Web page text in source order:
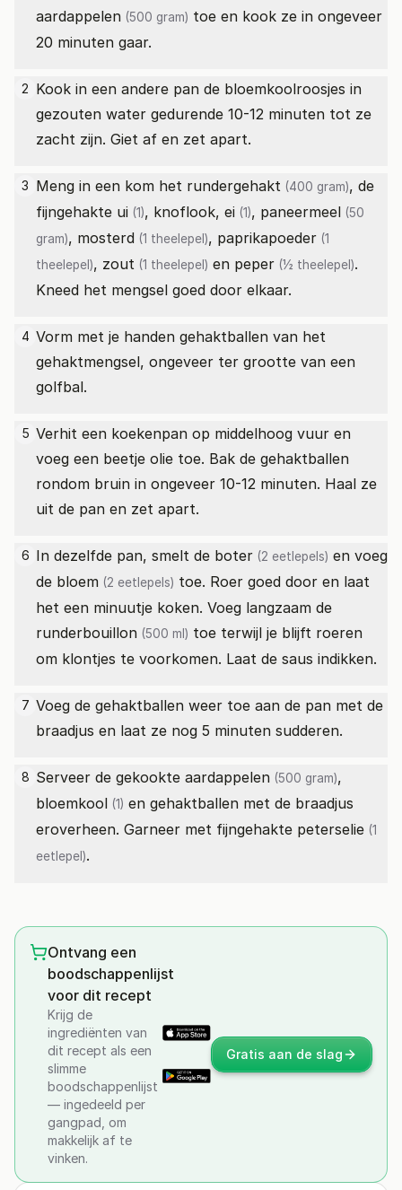
aardappelen (500 gram) toe en kook ze in ongeveer
20 minuten gaar.
2 Kook in een andere pan de bloemkoolroosjes in
gezouten water gedurende 10-12 minuten tot ze
zacht zijn. Giet af en zet apart.
3 Meng in een kom het rundergehakt (400 gram), de
fijngehakte ui (1), knoflook, ei (1), paneermeel (50
gram), mosterd (1 theelepel), paprikapoeder (1
theelepel), zout (1 theelepel) en peper (½ theelepel).
Kneed het mengsel goed door elkaar.
4 Vorm met je handen gehaktballen van het
gehaktmengsel, ongeveer ter grootte van een
golfbal.
5 Verhit een koekenpan op middelhoog vuur en
voeg een beetje olie toe. Bak de gehaktballen
rondom bruin in ongeveer 10-12 minuten. Haal ze
uit de pan en zet apart.
6 In dezelfde pan, smelt de boter (2 eetlepels) en voeg
de bloem (2 eetlepels) toe. Roer goed door en laat
het een minuutje koken. Voeg langzaam de
runderbouillon (500 ml) toe terwijl je blijft roeren
om klontjes te voorkomen. Laat de saus indikken.
7 Voeg de gehaktballen weer toe aan de pan met de
braadjus en laat ze nog 5 minuten sudderen.
8 Serveer de gekookte aardappelen (500 gram),
bloemkool (1) en gehaktballen met de braadjus
eroverheen. Garneer met fijngehakte peterselie (1
eetlepel).
Ontvang een
boodschappenlijst
voor dit recept
Krijg de
ingrediënten van
dit recept als een
slimme
boodschappenlijst
— ingedeeld per
gangpad, om
makkelijk af te
vinken.
Gratis aan de slag